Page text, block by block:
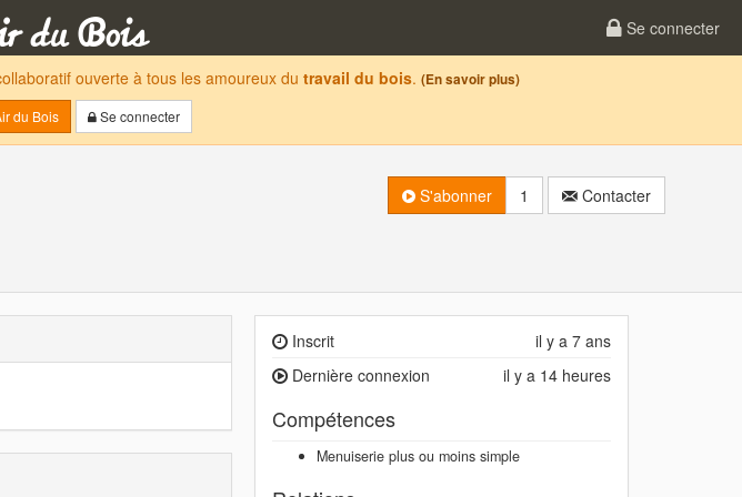
Se connecter
ouverte à tous les amoureux du travail du bois. (En savoir plus)
du Bois
Se connecter
S'abonner 1 Contacter
il y a 7 ans
Inscrit
il y a 14 heures
Dernière connexion
Compétences
Menuiserie plus ou moins simple